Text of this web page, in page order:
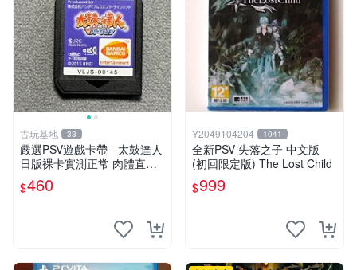
古玩基地 33
嚴選PSV遊戲卡帶 - 太鼓達人
日版裸卡實測正常 肉體直銷
Sony官方認證 太鼓達人 PSV
日版裸卡 測試無誤 PSV機專
$460
Y2049104204 1041
全新PSV 失落之子 中文版
(初回限定版) The Lost Child
$999